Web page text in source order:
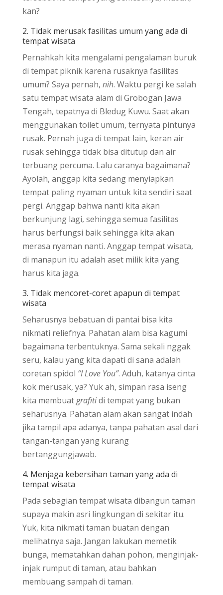
kan?
2. Tidak merusak fasilitas umum yang ada di
tempat wisata
Pernahkah kita mengalami pengalaman buruk
di tempat piknik karena rusaknya fasilitas
umum? Saya pernah, nih. Waktu pergi ke salah
satu tempat wisata alam di Grobogan Jawa
Tengah, tepatnya di Bledug Kuwu. Saat akan
menggunakan toilet umum, ternyata pintunya
rusak. Pernah juga di tempat lain, keran air
rusak sehingga tidak bisa ditutup dan air
terbuang percuma. Lalu caranya bagaimana?
Ayolah, anggap kita sedang menyiapkan
tempat paling nyaman untuk kita sendiri saat
pergi. Anggap bahwa nanti kita akan
berkunjung lagi, sehingga semua fasilitas
harus berfungsi baik sehingga kita akan
merasa nyaman nanti. Anggap tempat wisata,
di manapun itu adalah aset milik kita yang
harus kita jaga.
3. Tidak mencoret-coret apapun di tempat
wisata
Seharusnya bebatuan di pantai bisa kita
nikmati reliefnya. Pahatan alam bisa kagumi
bagaimana terbentuknya. Sama sekali nggak
seru, kalau yang kita dapati di sana adalah
coretan spidol “I Love You”. Aduh, katanya cinta
kok merusak, ya? Yuk ah, simpan rasa iseng
kita membuatgrafitidi tempat yang bukan
seharusnya. Pahatan alam akan sangat indah
jika tampil apa adanya, tanpa pahatan asal dari
tangan-tangan yang kurang
bertanggungjawab.
4. Menjaga kebersihan taman yang ada di
tempat wisata
Pada sebagian tempat wisata dibangun taman
supaya makin asri lingkungan di sekitar itu.
Yuk, kita nikmati taman buatan dengan
melihatnya saja. Jangan lakukan memetik
bunga, mematahkan dahan pohon, menginjak-
injak rumput di taman, atau bahkan
membuang sampah di taman.